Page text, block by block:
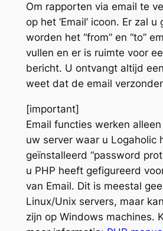
Om rapporten via email te
op het ‘Email’ icoon. Er zal u
worden het “from” en “to”
vullen en er is ruimte voor
bericht. U ontvangt altijd
weet dat de email
[important]
Email functies werken
uw server waar u Logaholic
geïnstalleerd “password
u PHP heeft gefigureerd
van Email. Dit is meestal
Linux/Unix servers, maar
zijn op Windows machines.